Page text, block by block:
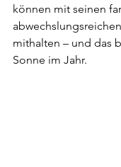
können mit seinen
mithalten – und das
Sonne im Jahr.